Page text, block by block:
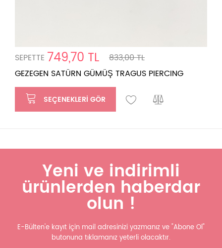
SEPETTE 749,70 TL
833,00 TL
GEZEGEN SATÜRN GÜMÜŞ TRAGUS PIERCING
SEÇENEKLERI GÖR
Yeni ve indirimli
ürünlerden haberdar
olun !
E-Bülten'e kayıt için mail adresinizi yazmanız ve "Abone Ol"
butonuna tıklamanız yeterli olacaktır.